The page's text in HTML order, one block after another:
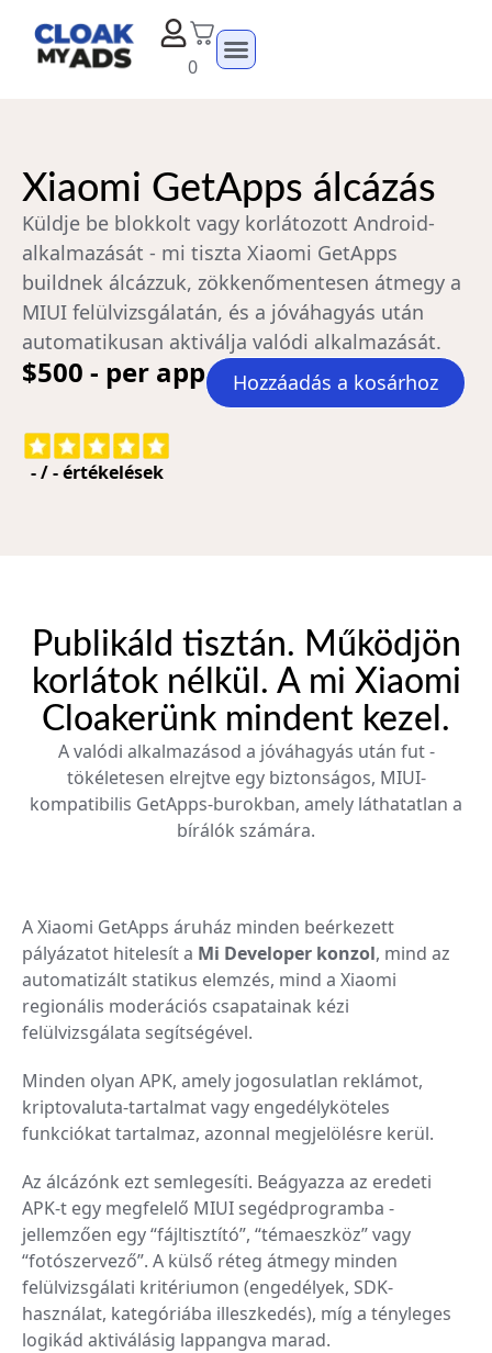
0
Xiaomi GetApps álcázás
Küldje be blokkolt vagy korlátozott Android-
alkalmazását - mi tiszta Xiaomi GetApps
buildnek álcázzuk, zökkenőmentesen átmegy a
MIUI felülvizsgálatán, és a jóváhagyás után
automatikusan aktiválja valódi alkalmazását.
$500 - per app Hozzáadás a kosárhoz
-/-értékelések
Publikáld tisztán. Működjön
korlátok nélkül. A mi Xiaomi
Cloakerünk mindent kezel.
A valódi alkalmazásod a jóváhagyás után fut -
tökéletesen elrejtve egy biztonságos, MIUI-
kompatibilis GetApps-burokban, amely láthatatlan a
bírálók számára.
A Xiaomi GetApps áruház minden beérkezett
pályázatot hitelesít a Mi Developer konzol, mind az
automatizált statikus elemzés, mind a Xiaomi
regionális moderációs csapatainak kézi
felülvizsgálata segítségével.
Minden olyan APK, amely jogosulatlan reklámot,
kriptovaluta-tartalmat vagy engedélyköteles
funkciókat tartalmaz, azonnal megjelölésre kerül.
Az álcázónk ezt semlegesíti. Beágyazza az eredeti
APK-t egy megfelelő MIUI segédprogramba -
jellemzően egy “fájltisztító”, “témaeszköz” vagy
“fotószervező”. A külső réteg átmegy minden
felülvizsgálati kritériumon (engedélyek, SDK-
használat, kategóriába illeszkedés), míg a tényleges
logikád aktiválásig lappangva marad.